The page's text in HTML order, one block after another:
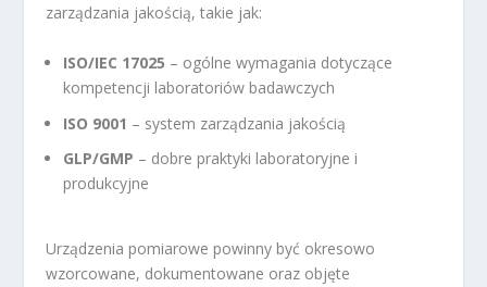
zarządzania jakością, takie jak:
ISO/IEC 17025 – ogólne wymagania dotyczące
kompetencji laboratoriów badawczych
ISO 9001 – system zarządzania jakością
GLP/GMP – dobre praktyki laboratoryjne i
produkcyjne
Urządzenia pomiarowe powinny być okresowo
wzorcowane, dokumentowane oraz objęte